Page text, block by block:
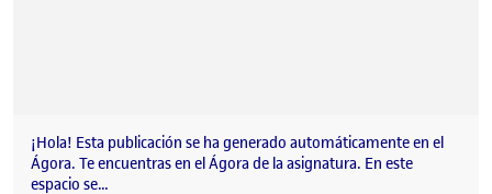
¡Hola! Esta publicación se ha generado automáticamente en el
Ágora. Te encuentras en el Ágora de la asignatura. En este
espacio se…